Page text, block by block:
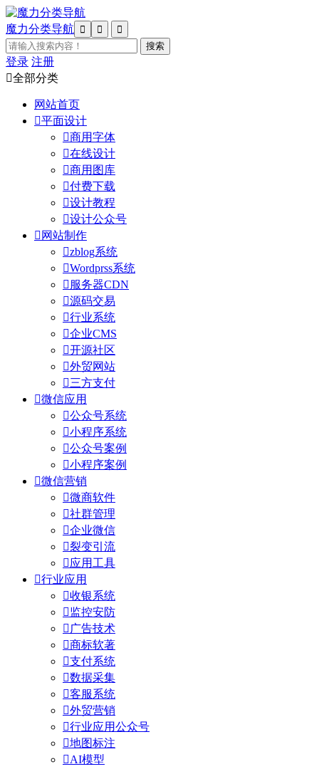
魔力分类导航   
登录 注册
全部分类
网站首页
平面设计
商用字体
在线设计
商用图库
付费下载
设计教程
设计公众号
 网站制作
zblog系统
Wordprss系统
 服务器CDN
源码交易
行业系统
企业CMS
开源社区
外贸网站
三方支付
微信应用
公众号系统
小程序系统
公众号案例
小程序案例
微信营销
微商软件
社群管理
企业微信
裂变引流
应用工具
行业应用
收银系统
监控安防
 广告技术
商标软著
支付系统
数据采集
客服系统
外贸营销
行业应用公众号
地图标注
AI模型